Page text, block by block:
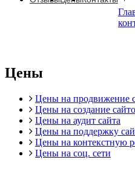
Цены
Цены на продвижение
Цены на создание
Цены на аудит сайта
Цены на поддержку
Цены на контекстную
Цены на соц. сети